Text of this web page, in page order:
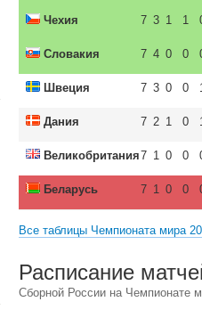
Чехия 7 3 1 1
Словакия 7 4 0 0
Швеция 7 3 0 0
Дания 7 2 1 0
Великобритания7 1 0 0
Беларусь 7 1 0 0
Все таблицы Чемпионата мира
Расписание
Сборной России на Чемпионате